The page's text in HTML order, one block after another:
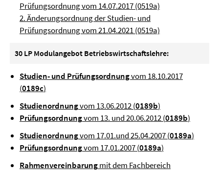
Prüfungsordnung vom 14.07.2017 (0519a)
2. Änderungsordnung der Studien- und
Prüfungsordnung vom 21.04.2021 (0519a)
30 LP Modulangebot Betriebswirtschaftslehre:
Studien- und Prüfungsordnungvom 18.10.2017
(0189c)
Studienordnungvom 13.06.2012 (0189b)
Prüfungsordnungvom 13. und 20.06.2012 (0189b)
Studienordnungvom 17.01.und 25.04.2007 (0189a)
Prüfungsordnungvom 17.01.2007 (0189a)
Rahmenvereinbarungmit dem Fachbereich